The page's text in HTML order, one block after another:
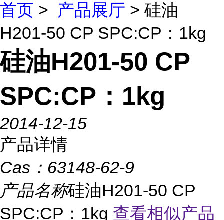
首页 > 产品展厅 > 硅油
H201-50 CP SPC:CP：1kg
硅油H201-50 CP
SPC:CP：1kg
2014-12-15
产品详情
Cas： 63148-62-9
产品名称硅油H201-50 CP
SPC:CP：1kg 查看相似产品